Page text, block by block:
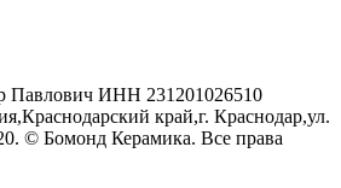
ИНН 231201026510
край,г. Краснодар,ул.
© Бомонд Керамика. Все права